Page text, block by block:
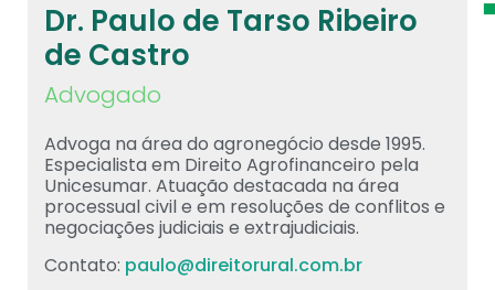
Dr. Paulo de Tarso Ribeiro
de Castro
Advogado
Advoga na área do agronegócio desde 1995.
Especialista em Direito Agrofinanceiro pela
Unicesumar. Atuação destacada na área
processual civil e em resoluções de conflitos e
negociações judiciais e extrajudiciais.
Contato: paulo@direitorural.com.br